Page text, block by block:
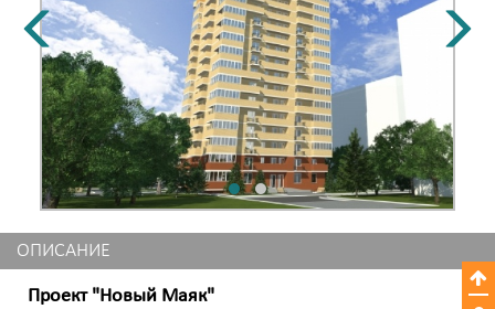
ОПИСАНИЕ
Проект "Новый Маяк"